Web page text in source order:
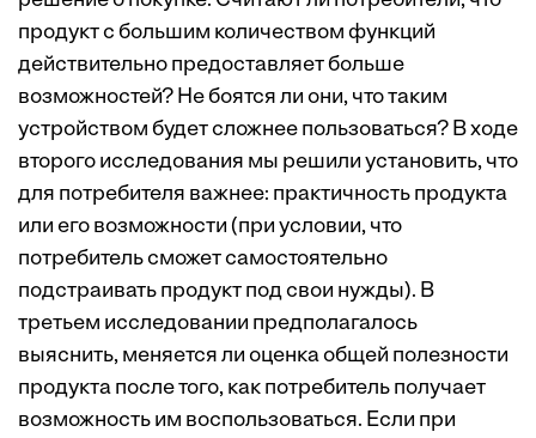
продукт с большим количеством функций
действительно предоставляет больше
возможностей? Не боятся ли они, что таким
устройством будет сложнее пользоваться? В ходе
второго исследования мы решили установить, что
для потребителя важнее: практичность продукта
или его возможности (при условии, что
потребитель сможет самостоятельно
подстраивать продукт под свои нужды). В
третьем исследовании предполагалось
выяснить, меняется ли оценка общей полезности
продукта после того, как потребитель получает
возможность им воспользоваться. Если при